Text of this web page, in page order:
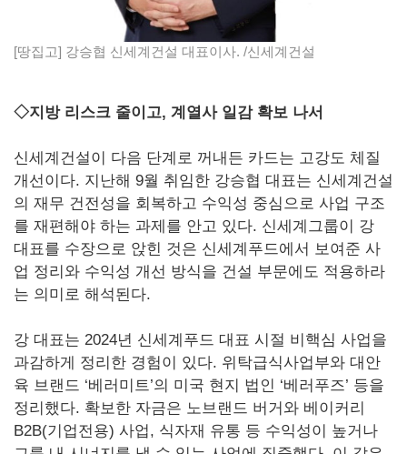
[땅집고] 강승협 신세계건설 대표이사. /신세계건설
◇지방 리스크 줄이고, 계열사 일감 확보 나서
신세계건설이 다음 단계로 꺼내든 카드는 고강도 체질
개선이다. 지난해 9월 취임한 강승협 대표는 신세계건설
의 재무 건전성을 회복하고 수익성 중심으로 사업 구조
를 재편해야 하는 과제를 안고 있다. 신세계그룹이 강
대표를 수장으로 앉힌 것은 신세계푸드에서 보여준 사
업 정리와 수익성 개선 방식을 건설 부문에도 적용하라
는 의미로 해석된다.
강 대표는 2024년 신세계푸드 대표 시절 비핵심 사업을
과감하게 정리한 경험이 있다. 위탁급식사업부와 대안
육 브랜드 ‘베러미트’의 미국 현지 법인 ‘베러푸즈’ 등을
정리했다. 확보한 자금은 노브랜드 버거와 베이커리
B2B(기업전용) 사업, 식자재 유통 등 수익성이 높거나